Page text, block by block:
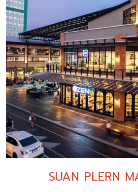
SUAN PLERN